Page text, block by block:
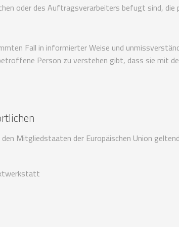
oder des Auftragsverarbeiters befugt sind, die
Fall in informierter Weise und
Person zu verstehen gibt, dass sie mit
Mitgliedstaaten der Europäischen Union